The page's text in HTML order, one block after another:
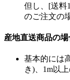
但し、[送料
のご注文の
産地直送商品の場
基本的には
き)、1m以